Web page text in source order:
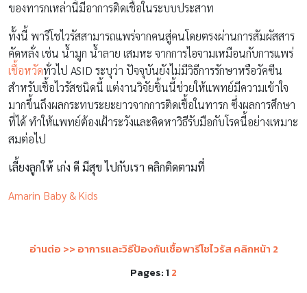
ของทารกเหล่านี้มีอาการติดเชื้อในระบบประสาท
ทั้งนี้ พารีโชไวรัสสามารถแพร่จากคนสู่คนโดยตรงผ่านการสัมผัสสาร
คัดหลั่ง เช่น น้ำมูก น้ำลาย เสมหะ จากการไอจามเหมือนกับการแพร่
เชื้อหวัดทั่วไป ASID ระบุว่า ปัจจุบันยังไม่มีวิธีการรักษาหรือวัคซีน
สำหรับเชื้อไวรัสชนิดนี้ แต่งานวิจัยชิ้นนี้ช่วยให้แพทย์มีความเข้าใจ
มากขึ้นถึงผลกระทบระยะยาวจากการติดเชื้อในทารก ซึ่งผลการศึกษา
ที่ได้ ทำให้แพทย์ต้องเฝ้าระวังและคิดหาวิธีรับมือกับโรคนี้อย่างเหมาะ
สมต่อไป
เลี้ยงลูกให้ เก่ง ดี มีสุข ไปกับเรา คลิกติดตามที่
Amarin Baby & Kids
อ่านต่อ >> อาการและวิธีป้องกันเชื้อพารีโชไวรัส คลิกหน้า 2
Pages:1 2